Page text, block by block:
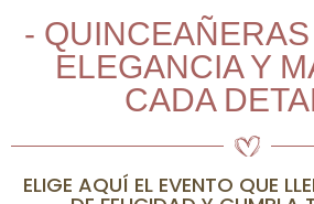
-
ELEGANCIA Y
CADA
ELIGE AQUÍ EL EVENTO QUE